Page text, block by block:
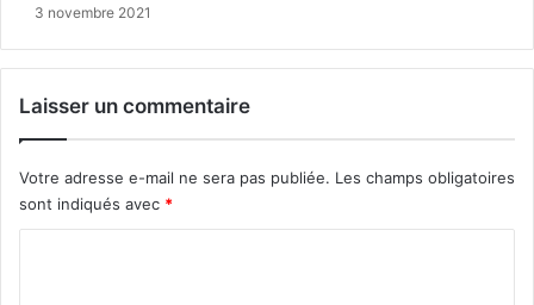
3 novembre 2021
Laisser un commentaire
Votre adresse e-mail ne sera pas publiée. Les champs obligatoires
sont indiqués avec *